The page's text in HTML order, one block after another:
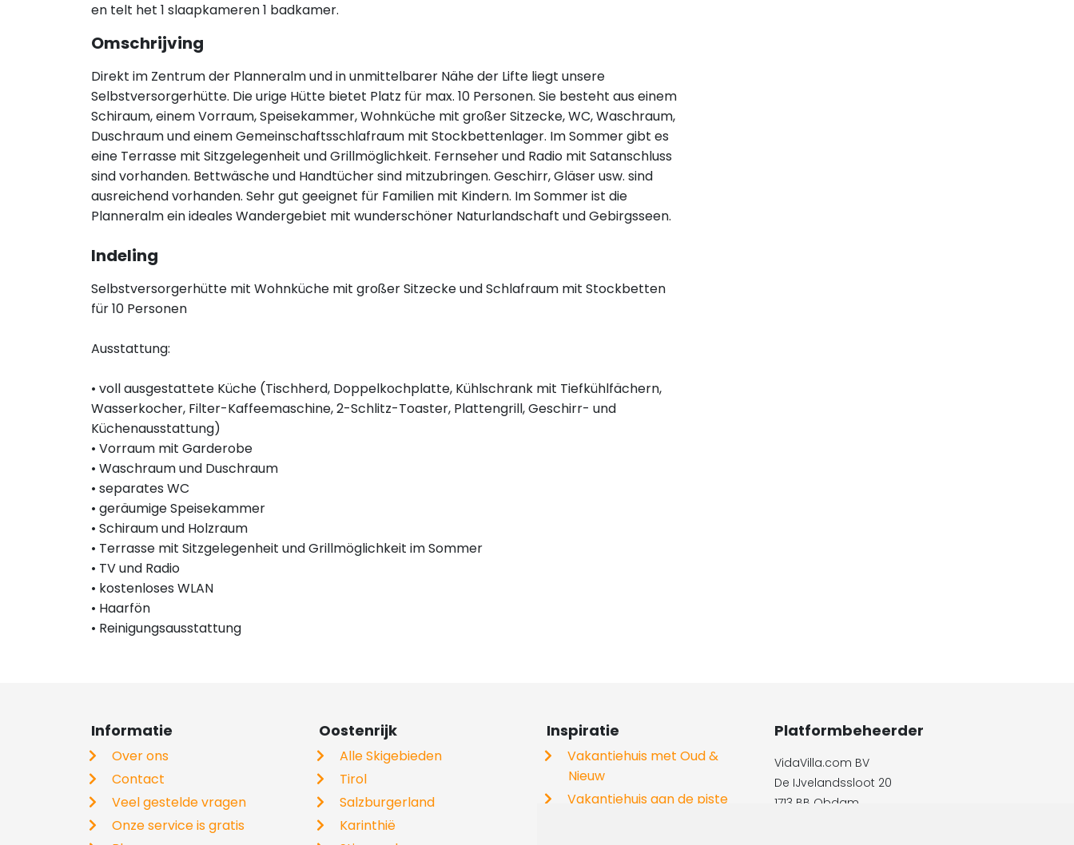
en telt het 1 slaapkameren 1 badkamer.
Omschrijving
Direkt im Zentrum der Planneralm und in unmittelbarer Nähe der Lifte liegt unsere
Selbstversorgerhütte. Die urige Hütte bietet Platz für max. 10 Personen. Sie besteht aus einem
Schiraum, einem Vorraum, Speisekammer, Wohnküche mit großer Sitzecke, WC, Waschraum,
Duschraum und einem Gemeinschaftsschlafraum mit Stockbettenlager. Im Sommer gibt es
eine Terrasse mit Sitzgelegenheit und Grillmöglichkeit. Fernseher und Radio mit Satanschluss
sind vorhanden. Bettwäsche und Handtücher sind mitzubringen. Geschirr, Gläser usw. sind
ausreichend vorhanden. Sehr gut geeignet für Familien mit Kindern. Im Sommer ist die
Planneralm ein ideales Wandergebiet mit wunderschöner Naturlandschaft und Gebirgsseen.
Indeling
Selbstversorgerhütte mit Wohnküche mit großer Sitzecke und Schlafraum mit Stockbetten
für 10 Personen
Ausstattung:
• voll ausgestattete Küche (Tischherd, Doppelkochplatte, Kühlschrank mit Tiefkühlfächern,
Wasserkocher, Filter-Kaffeemaschine, 2-Schlitz-Toaster, Plattengrill, Geschirr- und
Küchenausstattung)
• Vorraum mit Garderobe
• Waschraum und Duschraum
• separates WC
• geräumige Speisekammer
• Schiraum und Holzraum
• Terrasse mit Sitzgelegenheit und Grillmöglichkeit im Sommer
• TV und Radio
• kostenloses WLAN
• Haarfön
• Reinigungsausstattung
Informatie
Over ons
Contact
Veel gestelde vragen
Onze service is gratis
Oostenrijk
Alle Skigebieden
Tirol
Salzburgerland
Karinthië
Inspiratie
Vakantiehuis met Oud &
Nieuw
Vakantiehuis aan de piste
Platformbeheerder
VidaVilla.com BV
De IJvelandssloot 20
1713 BB Obdam